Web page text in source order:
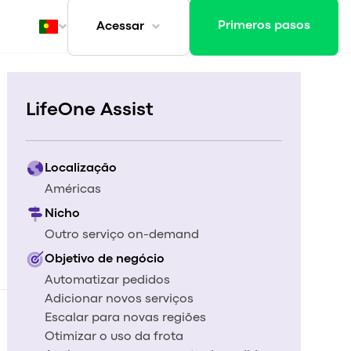
Acessar Primeros pasos
LifeOne Assist
Localização
Américas
Nicho
Outro serviço on-demand
Objetivo de negócio
Automatizar pedidos
Adicionar novos serviços
Escalar para novas regiões
Otimizar o uso da frota